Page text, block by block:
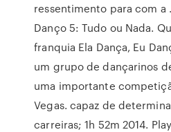
ressentimento para com a
Danço 5: Tudo ou Nada.
franquia Ela Dança, Eu
um grupo de dançarinos
uma importante
Vegas. capaz de
carreiras; 1h 52m 2014.